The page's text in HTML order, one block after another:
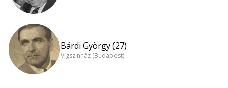
Bárdi György (27)
Vígszínház (Budapest)